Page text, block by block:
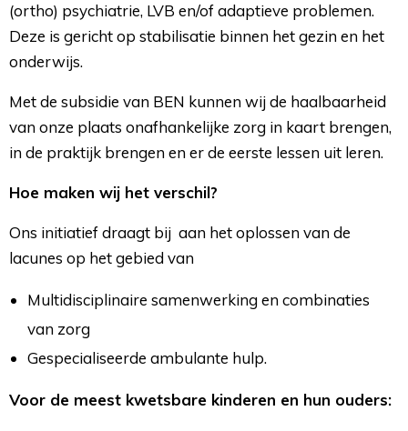
(ortho) psychiatrie, LVB en/of adaptieve problemen.
Deze is gericht op stabilisatie binnen het gezin en het
onderwijs.
Met de subsidie van BEN kunnen wij de haalbaarheid
van onze plaats onafhankelijke zorg in kaart brengen,
in de praktijk brengen en er de eerste lessen uit leren.
Hoe maken wij het verschil?
Ons initiatief draagt bij aan het oplossen van de
lacunes op het gebied van
Multidisciplinaire samenwerking en combinaties
van zorg
Gespecialiseerde ambulante hulp.
Voor de meest kwetsbare kinderen en hun ouders: